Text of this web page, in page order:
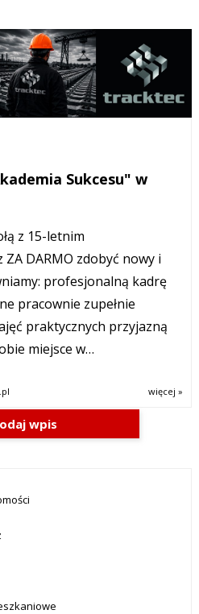
Sukcesu" w
z 15-letnim
DARMO zdobyć nowy i
profesjonalną kadrę
pracownie zupełnie
praktycznych przyjazną
miejsce w…
więcej »
wpis